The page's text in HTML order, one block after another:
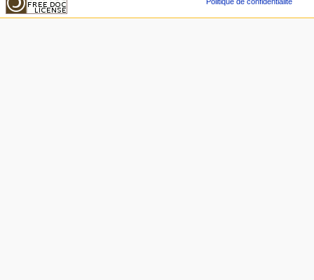
Politique de confidentialité